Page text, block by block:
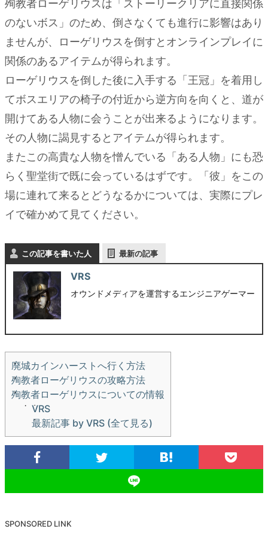
殉教者ローゲリウスは「ストーリークリアに直接関係
のないボス」のため、倒さなくても進行に影響はあり
ませんが、ローゲリウスを倒すとオンラインプレイに
関係のあるアイテムが得られます。
ローゲリウスを倒した後に入手する「王冠」を着用し
てボスエリアの椅子の付近から逆方向を向くと、道が
開けてある人物に会うことが出来るようになります。
その人物に謁見するとアイテムが得られます。
またこの高貴な人物を憎んでいる「ある人物」にも恐
らく聖堂街で既に会っているはずです。「彼」をこの
場に連れて来るとどうなるかについては、実際にプレ
イで確かめて見てください。
この記事を書いた人 最新の記事
VRS
オウンドメディアを運営するエンジニアゲーマー
廃城カインハーストへ行く方法
殉教者ローゲリウスの攻略方法
殉教者ローゲリウスについての情報
VRS
最新記事 by VRS (全て見る)
SPONSORED LINK